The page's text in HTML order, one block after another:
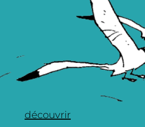
découvrir